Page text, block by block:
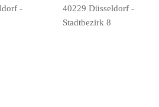
-
40229 Düsseldorf -
Stadtbezirk 8